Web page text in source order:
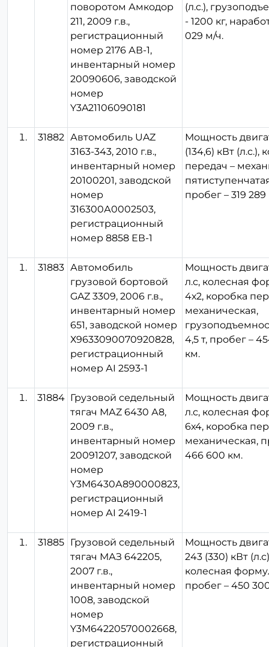
поворотом Амкодор
211, 2009 г.в.,
регистрационный
номер 2176 АВ-1,
инвентарный номер
20090606, заводской
номер
Y3A21106090181
(л.с.),
- 1200 кг,
029 м/ч.
31882 Автомобиль UAZ
3163-343, 2010 г.в.,
инвентарный номер
20100201, заводской
номер
316300А0002503,
регистрационный
номер 8858 ЕВ-1
Мощность
(134,6) кВт (л.с.),
передач –
пробег – 319 289
31883 Автомобиль
грузовой бортовой
GAZ 3309, 2006 г.в.,
инвентарный номер
651, заводской номер
Х9633090070920828,
регистрационный
номер АI 2593-1
Мощность
л.с, колесная
4х2, коробка
механическая,
4,5 т, пробег –
км.
31884 Грузовой седельный
тягач МАZ 6430 А8,
2009 г.в.,
инвентарный номер
20091207, заводской
номер
Y3M6430А890000823,
регистрационный
номер АI 2419-1
Мощность
л.с, колесная
6х4, коробка
механическая,
466 600 км.
31885 Грузовой седельный
тягач МАЗ 642205,
2007 г.в.,
инвентарный номер
1008, заводской
номер
Y3M64220570002668,
регистрационный
Мощность
243 (330) кВт
колесная
пробег – 450